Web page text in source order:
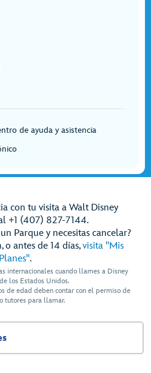
de ayuda y asistencia
con tu visita a Walt Disney
+1 (407) 827-7144.
Parque y necesitas cancelar?
o antes de 14 días,visita "Mis
Planes".
internacionales cuando llames a Disney
los Estados Unidos.
de edad deben contar con el permiso de
tutores para llamar.